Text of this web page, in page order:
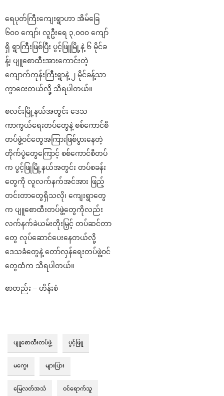
ရေပုတ်ကြီးကျေးရွာဟာ အိမ်ခြေ
၆၀၀ ကျော်၊ လူဦးရေ ၃,၀၀၀ ကျော်
ရှိ ရွာကြီးဖြစ်ပြီး ပွင့်ဖြူမြို့နဲ့ ၆ မိုင်ခ
န့်၊ ပျူစောထီးအားကောင်းတဲ့
ကျောက်ကုန်းကြီးရွာနဲ့ ၂ မိုင်ခန့်သာ
ကွာဝေးတယ်လို့ သိရပါတယ်။
စလင်းမြို့နယ်အတွင်း ဒေသ
ကာကွယ်ရေးတပ်တွေနဲ့ စစ်ကောင်စီ
တပ်ဖွဲ့ဝင်တွေအကြားဖြစ်ပွားနေတဲ့
တိုက်ပွဲတွေကြောင့် စစ်ကောင်စီတပ်
က ပွင့်ဖြုမြို့နယ်အတွင်း တပ်စခန်း
တွေကို လူလက်နက်အင်အား ဖြည့်
တင်းတာတွေရှိသလို၊ ကျေးရွာတွေ
က ပျူစောထီးတပ်ဖွဲ့တွေကိုလည်း
လက်နက်ခဲယမ်းတိုးမြှင့် တပ်ဆင်တာ
တွေ လုပ်ဆောင်ပေးနေတယ်လို့
ဒေသခံတွေနဲ့ တော်လှန်ရေးတပ်ဖွဲ့ဝင်
တွေထံက သိရပါတယ်။
စာတည်း – ဟိန်းစံ
ပျူစောထီးတပ်ဖွဲ့ ပွင့်ဖြူ
မကွေး များပြား
မြေလတ်အသံ ဝင်ရောက်သူ